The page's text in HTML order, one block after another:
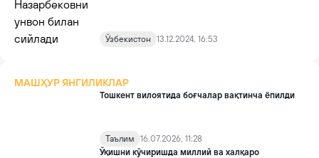
Ўзбекистон 13.12.2024, 16:53
МАШҲУР ЯНГИЛИКЛАР
Тошкент вилоятида боғчалар вақтинча ёпилди
Таълим
16.07.2026, 11:28
Ўқишни кўчиришда миллий ва халқаро